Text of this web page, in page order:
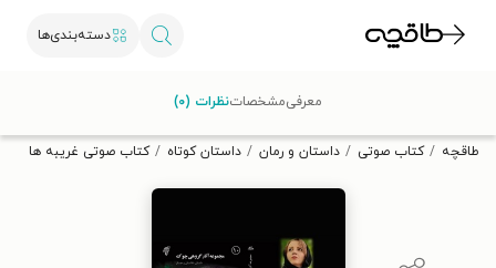
دسته‌بندی‌ها
تخفیف از طاقچه دریافت کن.
طاقچه کتاب صوتی داستان و رمان داستان کوتاه کتاب صوتی غریبه ها
معرفیمشخصاتنظرات (۰)